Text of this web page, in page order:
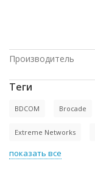
Производитель
Теги
BDCOM Brocade
Extreme Networks
показать все